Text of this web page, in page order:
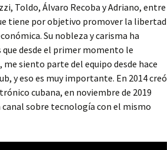
Toldo, Álvaro Recoba y Adriano, entre
tiene por objetivo promover la libertad
Su nobleza y carisma ha
desde el primer momento le
siento parte del equipo desde hace
y eso es muy importante. En 2014 creó
cubana, en noviembre de 2019
sobre tecnología con el mismo